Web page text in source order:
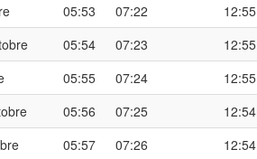
05:53 07:22 12:55
05:54 07:23 12:55
05:55 07:24 12:55
05:56 07:25 12:54
05:57 07:26 12:54